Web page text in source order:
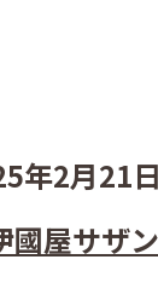
年2月21
國屋サザ